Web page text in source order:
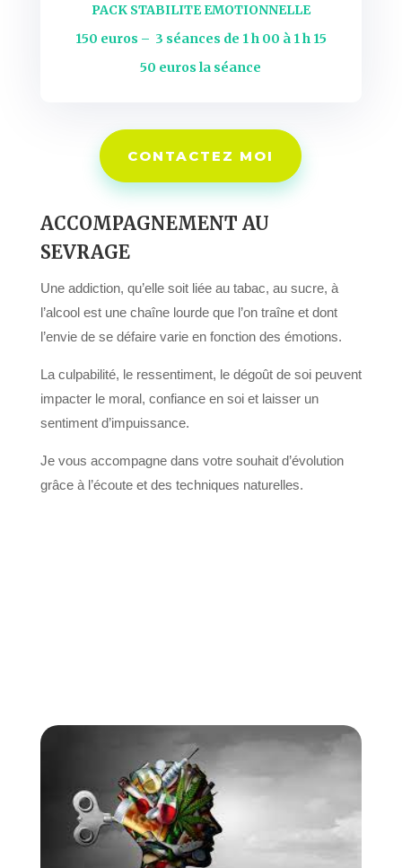
PACK STABILITE EMOTIONNELLE
150 euros – 3 séances de 1 h 00 à 1 h 15
50 euros la séance
CONTACTEZ MOI
ACCOMPAGNEMENT AU
SEVRAGE
Une addiction, qu’elle soit liée au tabac, au sucre, à
l’alcool est une chaîne lourde que l’on traîne et dont
l’envie de se défaire varie en fonction des émotions.
La culpabilité, le ressentiment, le dégoût de soi peuvent
impacter le moral, confiance en soi et laisser un
sentiment d’impuissance.
Je vous accompagne dans votre souhait d’évolution
grâce à l’écoute et des techniques naturelles.